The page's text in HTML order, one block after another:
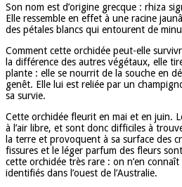
Son nom est d’origine grecque : rhiza
Elle ressemble en effet à une racine
des pétales blancs qui entourent de
Comment cette orchidée peut-elle
la différence des autres végétaux, elle
plante : elle se nourrit de la souche en
genêt. Elle lui est reliée par un
sa survie.
Cette orchidée fleurit en mai et en juin.
à l’air libre, et sont donc difficiles à
la terre et provoquent à sa surface des
fissures et le léger parfum des fleurs
cette orchidée très rare : on n’en
identifiés dans l’ouest de l’Australie.